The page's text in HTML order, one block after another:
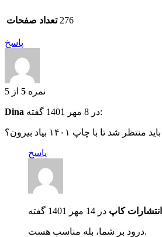
تعداد صفحات 276
پاسخ
نمره 5 از 5
Dina در 8 مهر 1401 گفته:
پاسخ
انتشارات کاپ در 14 مهر 1401
درود بر شما، بله مناسب هست.